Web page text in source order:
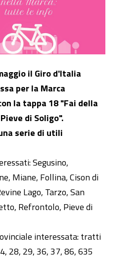
il Giro d'Italia
per la Marca
la tappa 18 "Fai della
di Soligo".
serie di utili
Segusino,
Miane, Follina, Cison di
Lago, Tarzo, San
Refrontolo, Pieve di
interessata: tratti
28, 29, 36, 37, 86, 635